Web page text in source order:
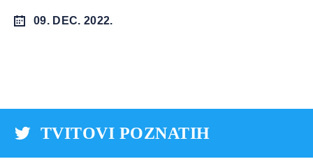
09. DEC. 2022.
TVITOVI POZNATIH